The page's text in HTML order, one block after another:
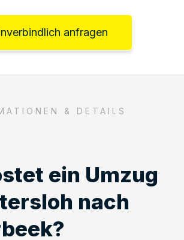
anfragen
& DETAILS
ein Umzug
nach